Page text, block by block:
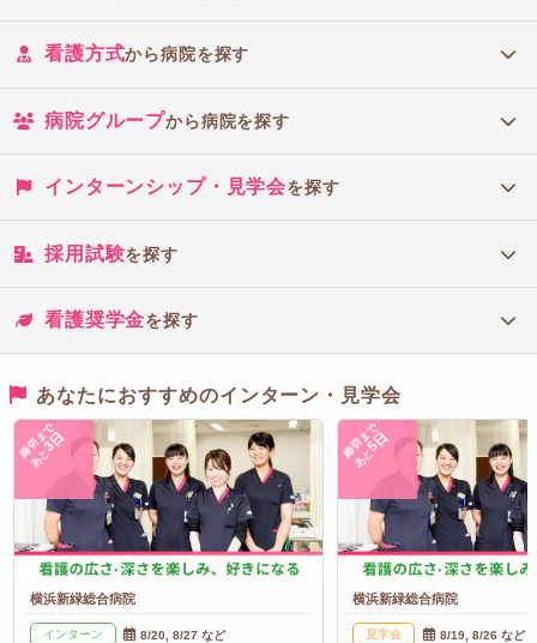
看護方式から病院を探す
病院グループから病院を探す
インターンシップ・見学会を探す
採用試験を探す
看護奨学金を探す
あなたにおすすめのインターン・見学会
締切まで
あと
3日
横浜新緑総合病院
インターン 8/20, 8/27 など
締切まで
あと
5日
横浜新緑総合病院
見学会 8/19, 8/26 など